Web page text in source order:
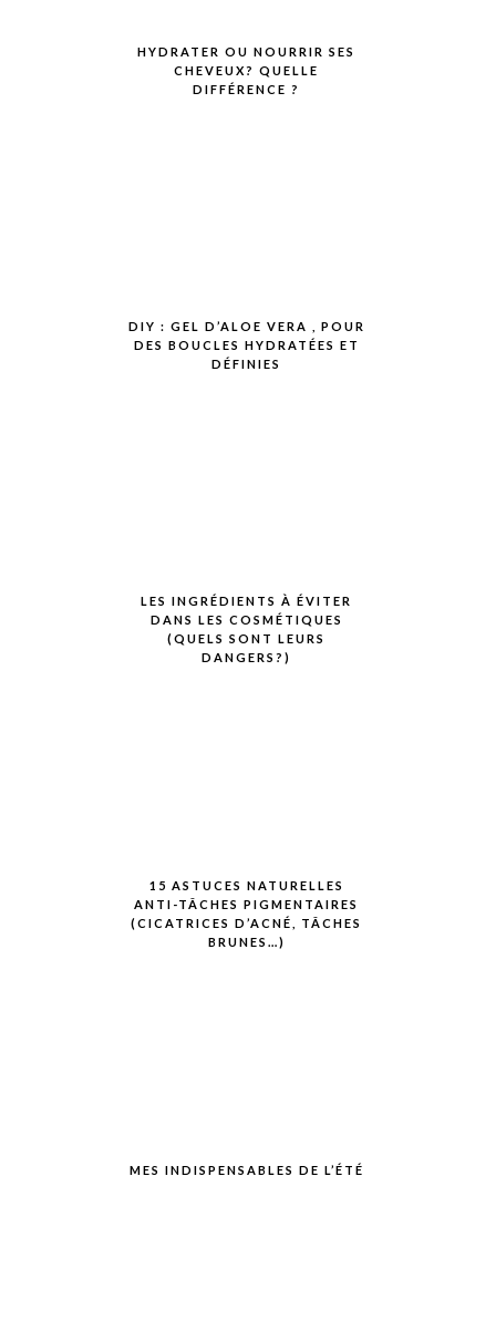
HYDRATER OU NOURRIR SES
CHEVEUX? QUELLE
DIFFÉRENCE ?
DIY : GEL D’ALOE VERA , POUR
DES BOUCLES HYDRATÉES ET
DÉFINIES
LES INGRÉDIENTS À ÉVITER
DANS LES COSMÉTIQUES
(QUELS SONT LEURS
DANGERS?)
15 ASTUCES NATURELLES
ANTI-TÂCHES PIGMENTAIRES
(CICATRICES D’ACNÉ, TÂCHES
BRUNES…)
MES INDISPENSABLES DE L’ÉTÉ